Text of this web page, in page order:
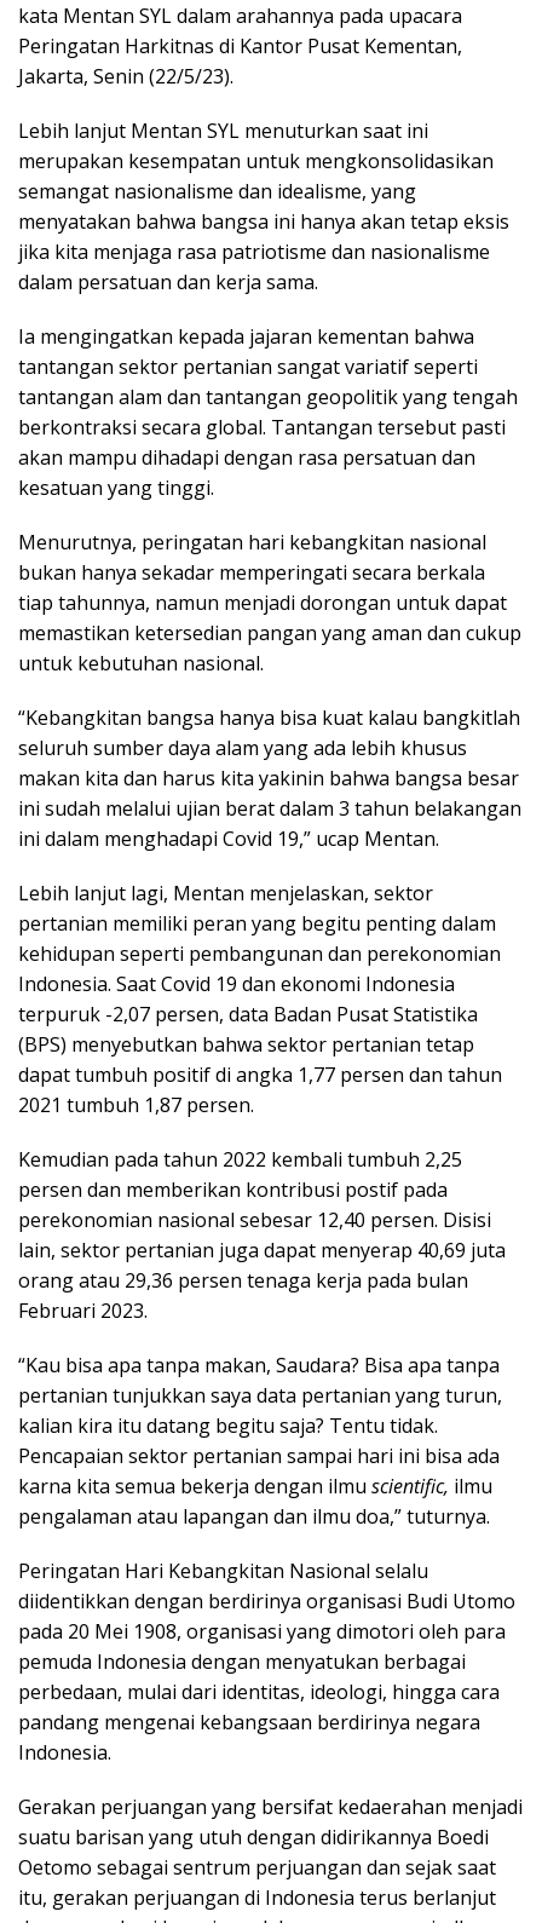
kata Mentan SYL dalam arahannya pada upacara
Peringatan Harkitnas di Kantor Pusat Kementan,
Jakarta, Senin (22/5/23).
Lebih lanjut Mentan SYL menuturkan saat ini
merupakan kesempatan untuk mengkonsolidasikan
semangat nasionalisme dan idealisme, yang
menyatakan bahwa bangsa ini hanya akan tetap eksis
jika kita menjaga rasa patriotisme dan nasionalisme
dalam persatuan dan kerja sama.
Ia mengingatkan kepada jajaran kementan bahwa
tantangan sektor pertanian sangat variatif seperti
tantangan alam dan tantangan geopolitik yang tengah
berkontraksi secara global. Tantangan tersebut pasti
akan mampu dihadapi dengan rasa persatuan dan
kesatuan yang tinggi.
Menurutnya, peringatan hari kebangkitan nasional
bukan hanya sekadar memperingati secara berkala
tiap tahunnya, namun menjadi dorongan untuk dapat
memastikan ketersedian pangan yang aman dan cukup
untuk kebutuhan nasional.
“Kebangkitan bangsa hanya bisa kuat kalau bangkitlah
seluruh sumber daya alam yang ada lebih khusus
makan kita dan harus kita yakinin bahwa bangsa besar
ini sudah melalui ujian berat dalam 3 tahun belakangan
ini dalam menghadapi Covid 19,” ucap Mentan.
Lebih lanjut lagi, Mentan menjelaskan, sektor
pertanian memiliki peran yang begitu penting dalam
kehidupan seperti pembangunan dan perekonomian
Indonesia. Saat Covid 19 dan ekonomi Indonesia
terpuruk -2,07 persen, data Badan Pusat Statistika
(BPS) menyebutkan bahwa sektor pertanian tetap
dapat tumbuh positif di angka 1,77 persen dan tahun
2021 tumbuh 1,87 persen.
Kemudian pada tahun 2022 kembali tumbuh 2,25
persen dan memberikan kontribusi postif pada
perekonomian nasional sebesar 12,40 persen. Disisi
lain, sektor pertanian juga dapat menyerap 40,69 juta
orang atau 29,36 persen tenaga kerja pada bulan
Februari 2023.
“Kau bisa apa tanpa makan, Saudara? Bisa apa tanpa
pertanian tunjukkan saya data pertanian yang turun,
kalian kira itu datang begitu saja? Tentu tidak.
Pencapaian sektor pertanian sampai hari ini bisa ada
karna kita semua bekerja dengan ilmu scientific, ilmu
pengalaman atau lapangan dan ilmu doa,” tuturnya.
Peringatan Hari Kebangkitan Nasional selalu
diidentikkan dengan berdirinya organisasi Budi Utomo
pada 20 Mei 1908, organisasi yang dimotori oleh para
pemuda Indonesia dengan menyatukan berbagai
perbedaan, mulai dari identitas, ideologi, hingga cara
pandang mengenai kebangsaan berdirinya negara
Indonesia.
Gerakan perjuangan yang bersifat kedaerahan menjadi
suatu barisan yang utuh dengan didirikannya Boedi
Oetomo sebagai sentrum perjuangan dan sejak saat
itu, gerakan perjuangan di Indonesia terus berlanjut